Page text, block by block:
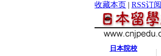
收藏本页 | RSS订阅
日本院校